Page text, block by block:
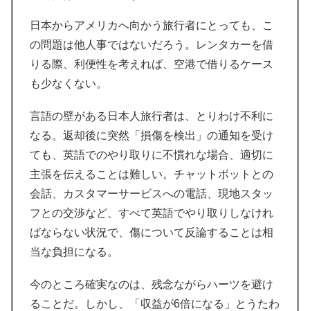
日本からアメリカへ向かう旅行者にとっても、こ
の問題は他人事ではないだろう。レンタカーを借
りる際、利便性を考えれば、空港で借りるケース
も少なくない。
言語の壁がある日本人旅行者は、とりわけ不利に
なる。返却後に突然「損傷を検出」の通知を受け
ても、英語でのやり取りに不慣れな場合、適切に
主張を伝えることは難しい。チャットボットとの
会話、カスタマーサービスへの電話、現地スタッ
フとの交渉など、すべて英語でやり取りしなけれ
ばならない状況で、傷について反論することは相
当な負担になる。
今のところ確実なのは、残念ながらハーツを避け
ることだ。しかし、「収益が6倍になる」とうたわ